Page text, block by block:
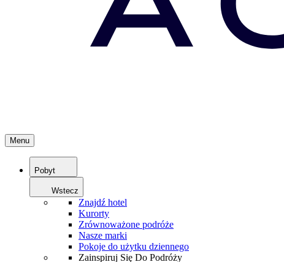
Menu
Pobyt
Wstecz
Znajdź hotel
Kurorty
Zrównoważone podróże
Nasze marki
Pokoje do użytku dziennego
Zainspiruj Się Do Podróży